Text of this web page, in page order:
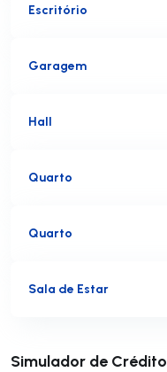
Escritório
Garagem
Hall
Quarto
Quarto
Sala de Estar
Simulador de Crédito
Submeter